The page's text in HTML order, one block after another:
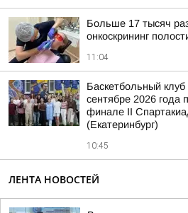
Больше 17 тысяч
онкоскрининг
11:04
Баскетбольный
сентябре 2026 года
финале II
(Екатеринбург)
10:45
ЛЕНТА НОВОСТЕЙ